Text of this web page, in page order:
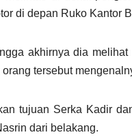
di depan Ruko Kantor
akhirnya dia
tersebut
tujuan Serka Kadir
dari belakang.